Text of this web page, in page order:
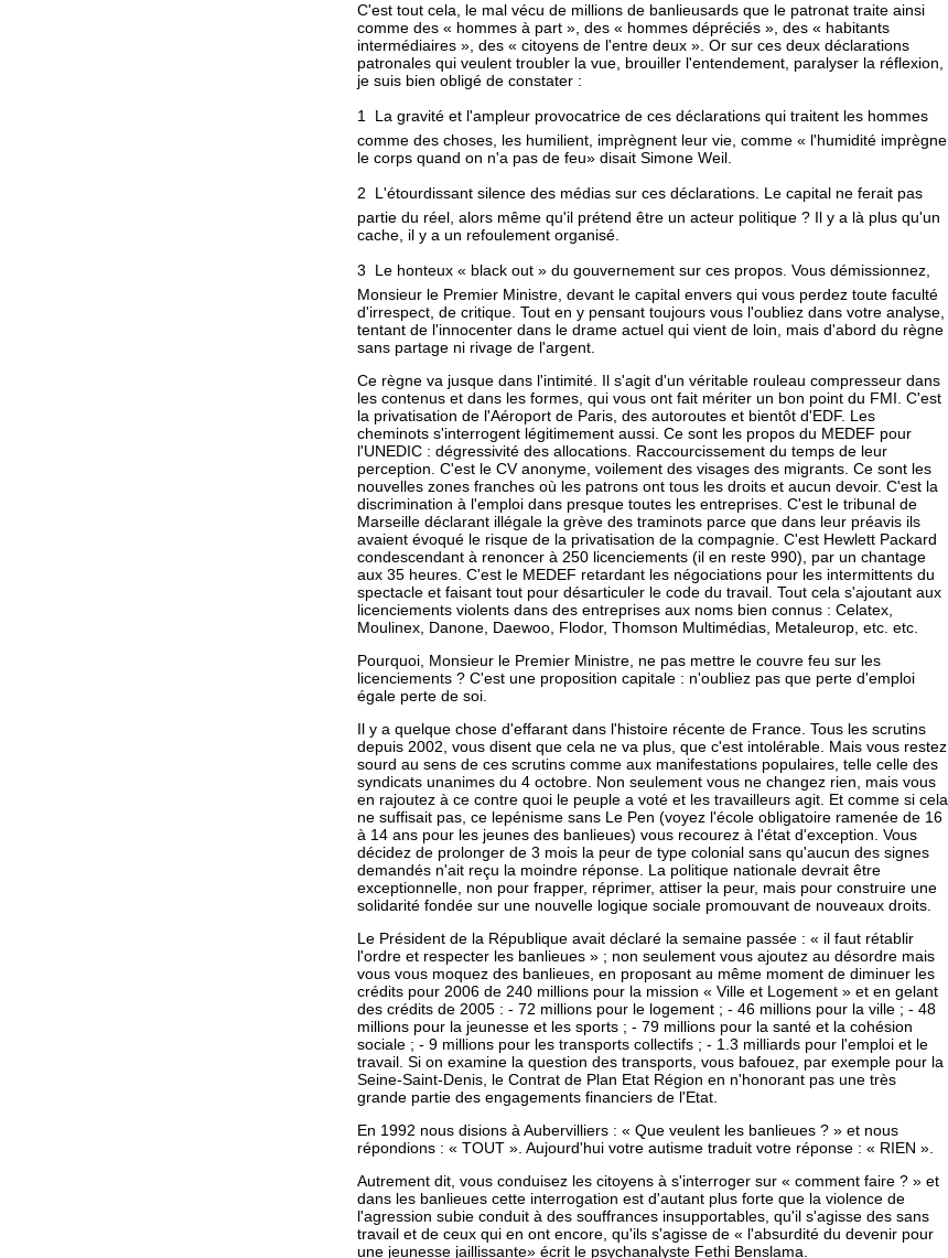
C'est tout cela, le mal vécu de millions de banlieusards que le patronat traite ainsi
comme des « hommes à part », des « hommes dépréciés », des « habitants
intermédiaires », des « citoyens de l'entre deux ». Or sur ces deux déclarations
patronales qui veulent troubler la vue, brouiller l'entendement, paralyser la réflexion,
je suis bien obligé de constater :
1  La gravité et l'ampleur provocatrice de ces déclarations qui traitent les hommes
comme des choses, les humilient, imprègnent leur vie, comme « l'humidité imprègne
le corps quand on n'a pas de feu» disait Simone Weil.
2  L'étourdissant silence des médias sur ces déclarations. Le capital ne ferait pas
partie du réel, alors même qu'il prétend être un acteur politique ? Il y a là plus qu'un
cache, il y a un refoulement organisé.
3  Le honteux « black out » du gouvernement sur ces propos. Vous démissionnez,
Monsieur le Premier Ministre, devant le capital envers qui vous perdez toute faculté
d'irrespect, de critique. Tout en y pensant toujours vous l'oubliez dans votre analyse,
tentant de l'innocenter dans le drame actuel qui vient de loin, mais d'abord du règne
sans partage ni rivage de l'argent.
Ce règne va jusque dans l'intimité. Il s'agit d'un véritable rouleau compresseur dans
les contenus et dans les formes, qui vous ont fait mériter un bon point du FMI. C'est
la privatisation de l'Aéroport de Paris, des autoroutes et bientôt d'EDF. Les
cheminots s'interrogent légitimement aussi. Ce sont les propos du MEDEF pour
l'UNEDIC : dégressivité des allocations. Raccourcissement du temps de leur
perception. C'est le CV anonyme, voilement des visages des migrants. Ce sont les
nouvelles zones franches où les patrons ont tous les droits et aucun devoir. C'est la
discrimination à l'emploi dans presque toutes les entreprises. C'est le tribunal de
Marseille déclarant illégale la grève des traminots parce que dans leur préavis ils
avaient évoqué le risque de la privatisation de la compagnie. C'est Hewlett Packard
condescendant à renoncer à 250 licenciements (il en reste 990), par un chantage
aux 35 heures. C'est le MEDEF retardant les négociations pour les intermittents du
spectacle et faisant tout pour désarticuler le code du travail. Tout cela s'ajoutant aux
licenciements violents dans des entreprises aux noms bien connus : Celatex,
Moulinex, Danone, Daewoo, Flodor, Thomson Multimédias, Metaleurop, etc. etc.
Pourquoi, Monsieur le Premier Ministre, ne pas mettre le couvre feu sur les
licenciements ? C'est une proposition capitale : n'oubliez pas que perte d'emploi
égale perte de soi.
Il y a quelque chose d'effarant dans l'histoire récente de France. Tous les scrutins
depuis 2002, vous disent que cela ne va plus, que c'est intolérable. Mais vous restez
sourd au sens de ces scrutins comme aux manifestations populaires, telle celle des
syndicats unanimes du 4 octobre. Non seulement vous ne changez rien, mais vous
en rajoutez à ce contre quoi le peuple a voté et les travailleurs agit. Et comme si cela
ne suffisait pas, ce lepénisme sans Le Pen (voyez l'école obligatoire ramenée de 16
à 14 ans pour les jeunes des banlieues) vous recourez à l'état d'exception. Vous
décidez de prolonger de 3 mois la peur de type colonial sans qu'aucun des signes
demandés n'ait reçu la moindre réponse. La politique nationale devrait être
exceptionnelle, non pour frapper, réprimer, attiser la peur, mais pour construire une
solidarité fondée sur une nouvelle logique sociale promouvant de nouveaux droits.
Le Président de la République avait déclaré la semaine passée : « il faut rétablir
l'ordre et respecter les banlieues » ; non seulement vous ajoutez au désordre mais
vous vous moquez des banlieues, en proposant au même moment de diminuer les
crédits pour 2006 de 240 millions pour la mission « Ville et Logement » et en gelant
des crédits de 2005 : - 72 millions pour le logement ; - 46 millions pour la ville ; - 48
millions pour la jeunesse et les sports ; - 79 millions pour la santé et la cohésion
sociale ; - 9 millions pour les transports collectifs ; - 1.3 milliards pour l'emploi et le
travail. Si on examine la question des transports, vous bafouez, par exemple pour la
Seine-Saint-Denis, le Contrat de Plan Etat Région en n'honorant pas une très
grande partie des engagements financiers de l'Etat.
En 1992 nous disions à Aubervilliers : « Que veulent les banlieues ? » et nous
répondions : « TOUT ». Aujourd'hui votre autisme traduit votre réponse : « RIEN ».
Autrement dit, vous conduisez les citoyens à s'interroger sur « comment faire ? » et
dans les banlieues cette interrogation est d'autant plus forte que la violence de
l'agression subie conduit à des souffrances insupportables, qu'il s'agisse des sans
travail et de ceux qui en ont encore, qu'ils s'agisse de « l'absurdité du devenir pour
une jeunesse jaillissante» écrit le psychanalyste Fethi Benslama.